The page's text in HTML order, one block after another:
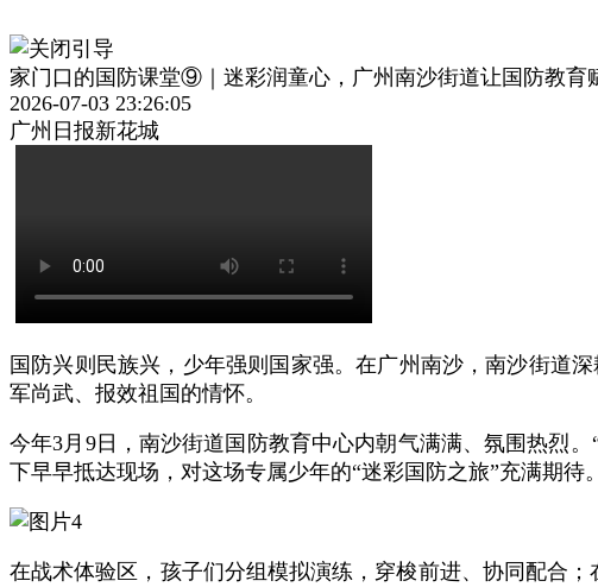
家门口的国防课堂⑨｜迷彩润童心，广州南沙街道让国防教育
2026-07-03 23:26:05
广州日报新花城
国防兴则民族兴，少年强则国家强。在广州南沙，南沙街道
军尚武、报效祖国的情怀。
今年3月9日，南沙街道国防教育中心内朝气满满、氛围热烈
下早早抵达现场，对这场专属少年的“迷彩国防之旅”充满期待。
在战术体验区，孩子们分组模拟演练，穿梭前进、协同配合